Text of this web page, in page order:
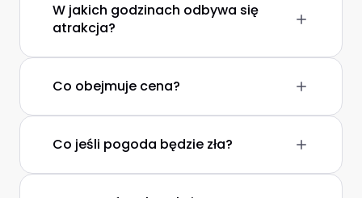
W jakich godzinach odbywa się
atrakcja?
Co obejmuje cena?
Co jeśli pogoda będzie zła?